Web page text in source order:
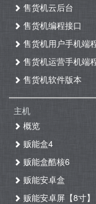
售货机云后台
售货机编程接口
售货机用户手机端
售货机运营手机端
售货机软件版本
主机
概览
贩能盒4
贩能盒酷核6
贩能安卓盒
贩能安卓屏【8寸】